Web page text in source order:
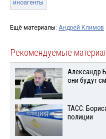
иноагенты
Ещё материалы: Андрей Климов
Рекомендуемые
Александр
они будут
ТАСС:
полиции